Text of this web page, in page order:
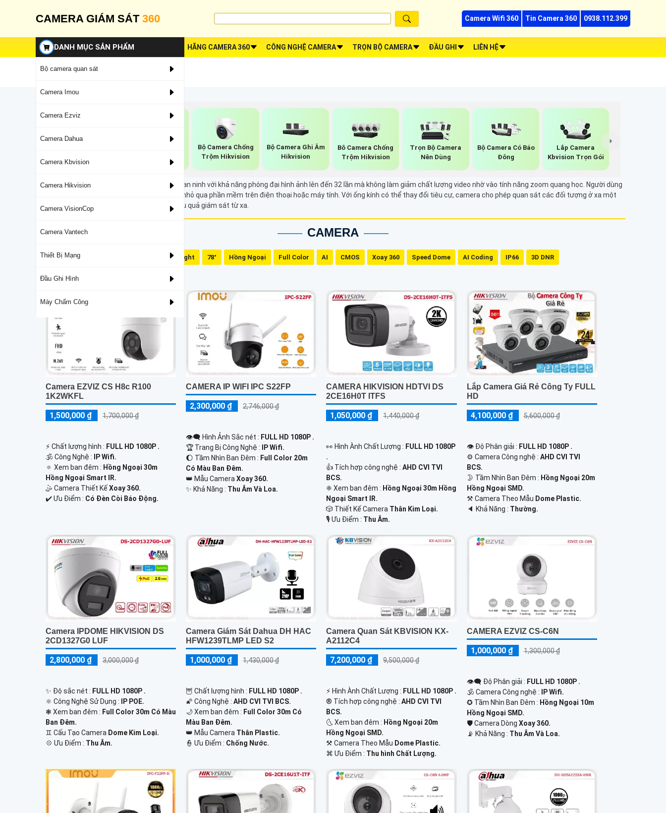
CAMERA GIÁM SÁT 360 Camera Wifi 360 Tin Camera 360 0938.112.399
DANH MỤC SẢN PHẨM
Bộ camera quan sát
Camera Imou
Camera Ezviz
Camera Dahua
Camera Kbvision
Camera Hikvision
Camera VisionCop
Camera Vantech
Thiết Bị Mạng
Đầu Ghi Hình
Máy Chấm Công
HÃNG CAMERA 360 CÔNG NGHỆ CAMERA TRỌN BỘ CAMERA ĐẦU GHI LIÊN HỆ
Bộ Camera Chống
Trộm Hikvision
Bộ Camera Ghi Âm
Hikvision
Bô Camera Chống
Trộm Hikvision
Trọn Bộ Camera
Nên Dùng
Bộ Camera Có Báo
Đông
Lắp Camera
Kbvision Trọn Gói
Camera Zoom 32X là dòng camera giám sát an ninh với khả năng phóng đại hình ảnh lên đến 32 lần mà không làm giảm chất lượng video nhờ vào tính năng zoom quang học. Người dùng
có thể dễ dàng điều khiển việc phóng to, thu nhỏ qua phần mềm trên điện thoại hoặc máy tính. Với ống kính có thể thay đổi tiêu cự, camera cho phép quan sát các đối tượng ở xa một
cách rõ ràng và sắc nét, giúp tăng cường hiệu quả giám sát từ xa.
CAMERA
Dual Light 78° Hồng Ngoại Full Color AI CMOS Xoay 360 Speed Dome AI Coding IP66 3D DNR
Camera Giá Rẻ Thiết Bị An Ninh Chính Hãng
Camera EZVIZ CS H8c R100
1K2WKFL
1,500,000 ₫ 1,700,000 ₫
️⚡ Chất lượng hình : FULL HD 1080P .
🕉️ Công Nghệ :
IP Wifi.
🔅 Xem ban đêm : Hồng Ngoại 30m
Hồng Ngoại Smart IR.
🤹 Camera Thiết Kế Xoay 360.
️✔️ Ưu Điểm : Có Đèn Còi Báo Động.
CAMERA IP WIFI IPC S22FP
2,300,000 ₫ 2,746,000 ₫
👁️‍🗨 Hình Ảnh Sắc nét : FULL HD 1080P .
🏆 Trang Bị Công Nghệ :
IP Wifi.
🌔 Tầm Nhìn Ban Đêm : Full Color 20m
Có Màu Ban Đêm.
👑 Mẫu CameraXoay 360.
️✨ Khả Năng : Thu Âm Và Loa.
CAMERA HIKVISION HDTVI DS
2CE16H0T ITFS
1,050,000 ₫ 1,440,000 ₫
️👀 Hình Ành Chất Lượng : FULL HD 1080P
.
👍 Tích hợp công nghệ :AHD CVI TVI
BCS.
❈ Xem ban đêm : Hồng Ngoại 30m Hồng
Ngoại Smart IR.
🎲 Thiết Kế Camera Thân Kim Loại.
️🎙 Ưu Điểm : Thu Âm.
Lắp Camera Giá Rẻ Công Ty FULL
HD
4,100,000 ₫ 5,600,000 ₫
👁 Độ Phân giải : FULL HD 1080P .
⚙ Camera Công nghệ : AHD CVI TVI
BCS.
🌛 Tầm Nhìn Ban Đêm : Hồng Ngoại 20m
Hồng Ngoại SMD.
⚒ Camera Theo Mẫu Dome Plastic.
️🔈 Khả Năng : Thường.
Camera IPDOME HIKVISION DS
2CD1327G0 LUF
2,800,000 ₫ 3,000,000 ₫
✨ Độ sắc nét : FULL HD 1080P .
⚛️ Công Nghệ Sử Dụng :
IP POE.
❃ Xem ban đêm : Full Color 30m Có Màu
Ban Đêm.
♊ Cấu Tạo Camera Dome Kim Loại.
️💠 Ưu Điểm : Thu Âm.
Camera Giám Sát Dahua DH HAC
HFW1239TLMP LED S2
1,000,000 ₫ 1,430,000 ₫
🦉 Chất lượng hình : FULL HD 1080P .
🌠 Công Nghệ :AHD CVI TVI BCS.
🌙 Xem ban đêm : Full Color 30m Có
Màu Ban Đêm.
👑 Mẫu Camera Thân Plastic.
️👮 Ưu Điểm : Chống Nước.
Camera Quan Sát KBVISION KX-
A2112C4
7,200,000 ₫ 9,500,000 ₫
️⚡ Hình Ành Chất Lượng : FULL HD 1080P .
®️ Tích hợp công nghệ :AHD CVI TVI
BCS.
🌜 Xem ban đêm : Hồng Ngoại 20m
Hồng Ngoại SMD.
⚒ Camera Theo Mẫu Dome Plastic.
️⌘ Ưu Điểm : Thu hình Chất Lượng.
CAMERA EZVIZ CS-C6N
1,000,000 ₫ 1,300,000 ₫
👁️‍🗨 Độ Phân giải : FULL HD 1080P .
🕉️ Camera Công nghệ :
IP Wifi.
✪ Tầm Nhìn Ban Đêm : Hồng Ngoại 10m
Hồng Ngoại SMD.
🛡 Camera Dòng Xoay 360.
️📡 Khả Năng : Thu Âm Và Loa.